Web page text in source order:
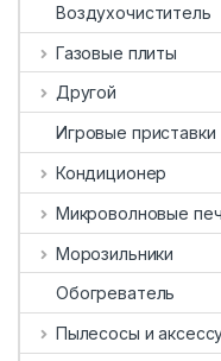
Воздухочиститель
Газовые плиты
Другой
Игровые приставки
Кондиционер
Микроволновые
Морозильники
Обогреватель
Пылесосы и